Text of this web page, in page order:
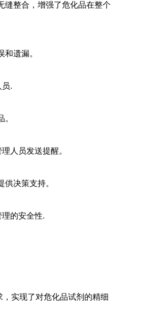
缝整合，增强了危化品在整个
遗漏。
.
人员发送提醒。
决策支持。
的安全性.
实现了对危化品试剂的精细